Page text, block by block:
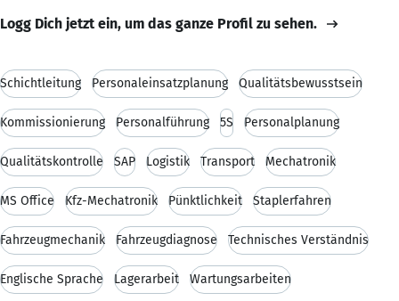
Logg Dich jetzt ein, um das ganze Profil zu sehen.
Schichtleitung Personaleinsatzplanung Qualitätsbewusstsein
Kommissionierung Personalführung 5S Personalplanung
Qualitätskontrolle SAP Logistik Transport Mechatronik
MS Office Kfz-Mechatronik Pünktlichkeit Staplerfahren
Fahrzeugmechanik Fahrzeugdiagnose Technisches Verständnis
Englische Sprache Lagerarbeit Wartungsarbeiten